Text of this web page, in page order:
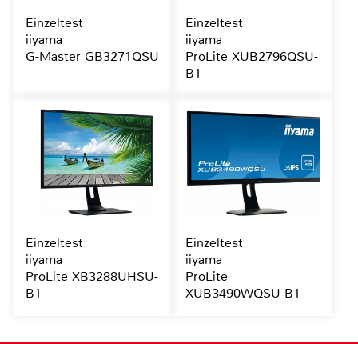
Einzeltest
iiyama
G-Master GB3271QSU
Einzeltest
iiyama
ProLite XUB2796QSU-
B1
Einzeltest
iiyama
ProLite XB3288UHSU-
B1
Einzeltest
iiyama
ProLite
XUB3490WQSU-B1